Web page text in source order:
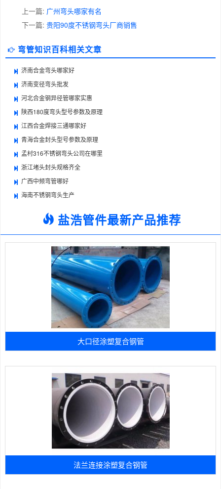
上一篇: 广州弯头哪家有名
下一篇: 贵阳90度不锈钢弯头厂商销售
弯管知识百科相关文章
济南合金弯头哪家好
济南变径弯头批发
河北合金钢异径管哪家实惠
陕西180度弯头型号参数及原理
江西合金焊接三通哪家好
青海合金封头型号参数及原理
孟村316不锈钢弯头公司在哪里
浙江堵头封头规格齐全
广西中频弯管哪好
海南不锈钢弯头生产
盐浩管件最新产品推荐
大口径涂塑复合钢管
法兰连接涂塑复合钢管